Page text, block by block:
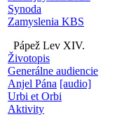
Synoda
Zamyslenia KBS
Pápež Lev XIV.
Životopis
Generálne audiencie
Anjel Pána [audio]
Urbi et Orbi
Aktivity